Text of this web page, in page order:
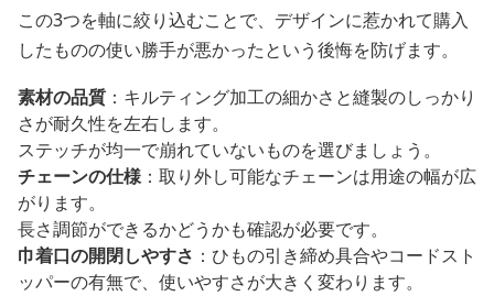
この3つを軸に絞り込むことで、デザインに惹かれて購入
したものの使い勝手が悪かったという後悔を防げます。
素材の品質 ：キルティング加工の細かさと縫製のしっかり
さが耐久性を左右します。
ステッチが均一で崩れていないものを選びましょう。
チェーンの仕様：取り外し可能なチェーンは用途の幅が広
がります。
長さ調節ができるかどうかも確認が必要です。
巾着口の開閉しやすさ ：ひもの引き締め具合やコードスト
ッパーの有無で、使いやすさが大きく変わります。